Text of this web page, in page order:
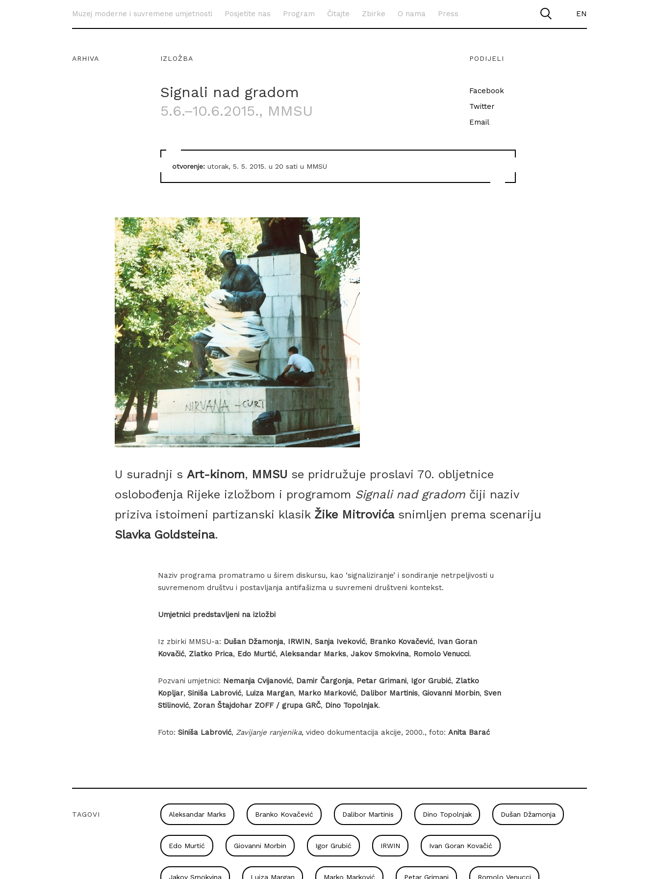
Muzej moderne i suvremene umjetnosti Posjetite nas Program Čitajte Zbirke O nama Press EN
ARHIVA IZLOŽBA PODIJELI
Signali nad gradom
5.6.–10.6.2015., MMSU
Facebook
Twitter
Email
otvorenje: utorak, 5. 5. 2015. u 20 sati u MMSU
U suradnji sArt-kinom, MMSU se pridružuje proslavi 70. obljetnice
oslobođenja Rijeke izložbom i programom Signali nad gradom čiji naziv
priziva istoimeni partizanski klasik Žike Mitrovićasnimljen prema scenariju
Slavka Goldsteina.
Naziv programa promatramo u širem diskursu, kao ‘signaliziranje’ i sondiranje netrpeljivosti u
suvremenom društvu i postavljanja antifašizma u suvremeni društveni kontekst.
Umjetnici predstavljeni na izložbi
Iz zbirki MMSU-a: Dušan Džamonja, IRWIN, Sanja Iveković, Branko Kovačević, Ivan Goran
Kovačić, Zlatko Prica, Edo Murtić, Aleksandar Marks, Jakov Smokvina, Romolo Venucci.
Pozvani umjetnici: Nemanja Cvijanović, Damir Čargonja, Petar Grimani, Igor Grubić, Zlatko
Kopljar, Siniša Labrović, Luiza Margan, Marko Marković, Dalibor Martinis, Giovanni Morbin, Sven
Stilinović, Zoran Štajdohar ZOFF / grupa GRČ, Dino Topolnjak.
Foto: Siniša Labrović, Zavijanje ranjenika, video dokumentacija akcije, 2000., foto: Anita Barać
TAGOVI Aleksandar Marks Branko Kovačević Dalibor Martinis Dino Topolnjak Dušan Džamonja
Edo Murtić Giovanni Morbin Igor Grubić IRWIN Ivan Goran Kovačić
Jakov Smokvina Luiza Margan Marko Marković Petar Grimani Romolo Venucci